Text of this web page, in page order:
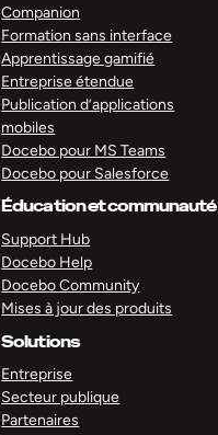
Companion
Formation sans interface
Apprentissage gamifié
Entreprise étendue
Publication d’applications
mobiles
Docebo pour MS Teams
Docebo pour Salesforce
Éducation et communauté
Support Hub
Docebo Help
Docebo Community
Mises à jour des produits
Solutions
Entreprise
Secteur publique
Partenaires